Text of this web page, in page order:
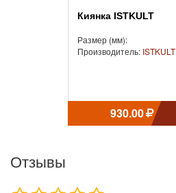
Киянка ISTKULT
Размер (мм):
Производитель: ISTKULT
930.00
Отзывы